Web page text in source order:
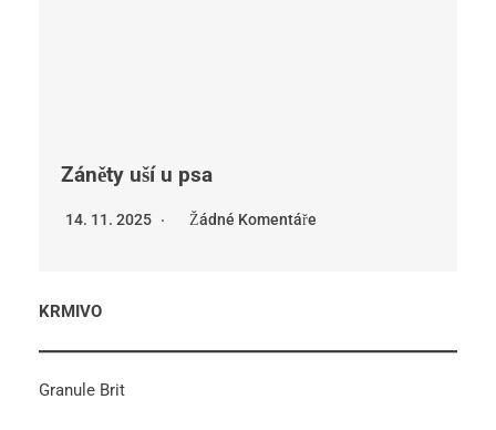
Záněty uší u psa
14. 11. 2025 Žádné Komentáře
KRMIVO
Granule Brit